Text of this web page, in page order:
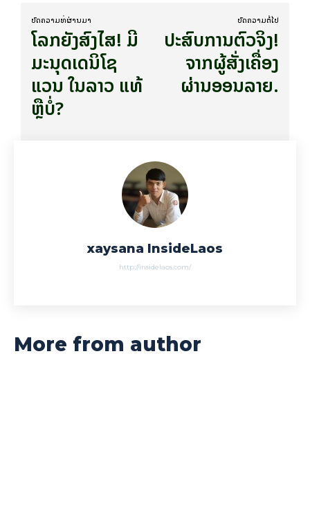
ບົດ​ຄວາມ​ທີ່​ຜ່ານ​ມາ
ໂລກຍັງສົງໄສ! ມີ
ມະນຸດເດນິໂຊ
ແວນ ໃນລາວ ແທ້
ຫຼືບໍ່?
ບົດ​ຄວາມ​ຕໍ່​ໄປ
ປະສົບການຕົວຈິງ!
ຈາກຜູ້ສັ່ງເຄື່ອງ
ຜ່ານອອນລາຍ.
xaysana InsideLaos
http://insidelaos.com/
More from author